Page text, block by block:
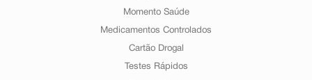
Momento Saúde
Medicamentos Controlados
Cartão Drogal
Testes Rápidos